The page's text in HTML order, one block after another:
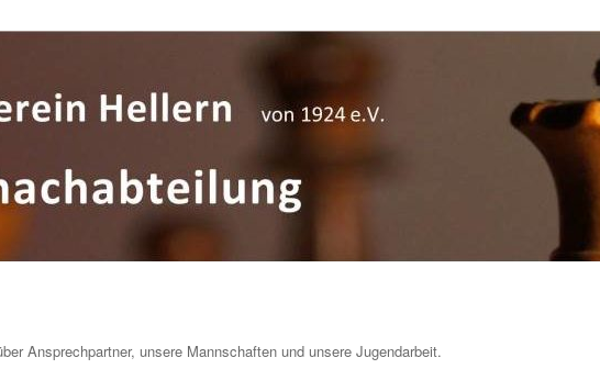
Ansprechpartner, unsere Mannschaften und unsere Jugendarbeit.